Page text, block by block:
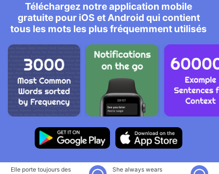
Téléchargez notre application mobile
gratuite pour iOS et Android qui contient
tous les mots les plus fréquemment utilisés
Elle porte toujours des
She always wears